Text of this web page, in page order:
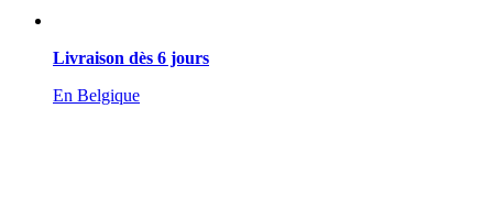
Livraison dès 6 jours
En Belgique